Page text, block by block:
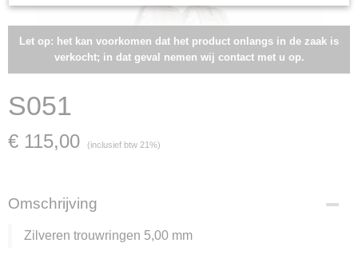
Let op: het kan voorkomen dat het product onlangs in de zaak is
verkocht; in dat geval nemen wij contact met u op.
S051
€ 115,00 (inclusief btw 21%)
Omschrijving
Zilveren trouwringen 5,00 mm